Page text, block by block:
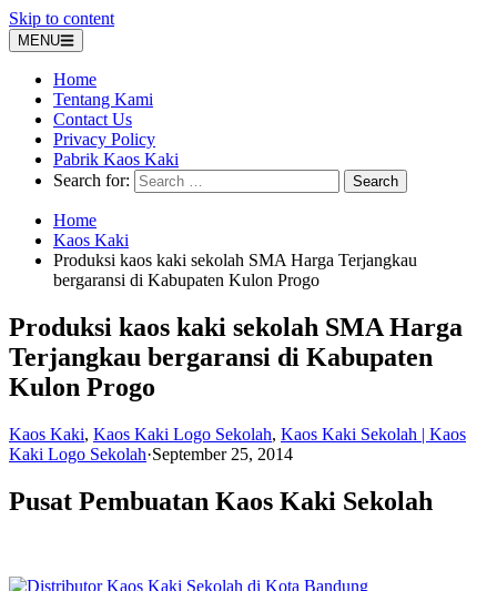
Skip to content
MENU
Home
Tentang Kami
Contact Us
Privacy Policy
Pabrik Kaos Kaki
Search for:
Home
Kaos Kaki
Produksi kaos kaki sekolah SMA Harga Terjangkau
bergaransi di Kabupaten Kulon Progo
Produksi kaos kaki sekolah SMA Harga
Terjangkau bergaransi di Kabupaten
Kulon Progo
Kaos Kaki, Kaos Kaki Logo Sekolah, Kaos Kaki Sekolah | Kaos
Kaki Logo Sekolah·September 25, 2014
Pusat Pembuatan Kaos Kaki Sekolah